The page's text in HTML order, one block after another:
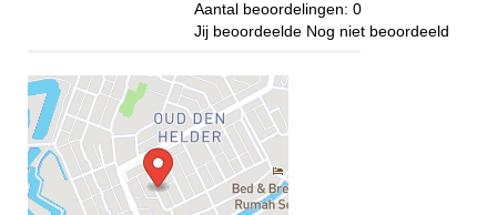
Aantal beoordelingen: 0
Jij beoordeelde Nog niet beoordeeld